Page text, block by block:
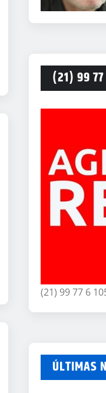
(21) 99 77
(21) 99 77 6
ÚLTIMAS